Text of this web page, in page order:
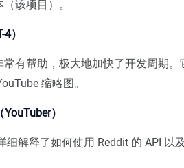
该项目）。
）
有帮助，极大地加快了开发周期。
缩略图。
）
细解释了如何使用 Reddit 的 API 以